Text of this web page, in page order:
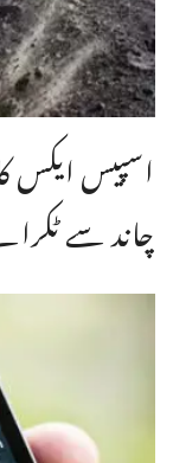
اسپیس ایکس
چاند سے